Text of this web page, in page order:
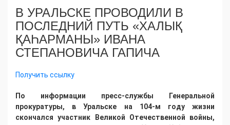
В УРАЛЬСКЕ ПРОВОДИЛИ В
ПОСЛЕДНИЙ ПУТЬ «ХАЛЫҚ
ҚАҺАРМАНЫ» ИВАНА
СТЕПАНОВИЧА ГАПИЧА
Получить ссылку
По информации пресс-службы Генеральной
прокуратуры, в Уральске на 104-м году жизни
скончался участник Великой Отечественной войны,